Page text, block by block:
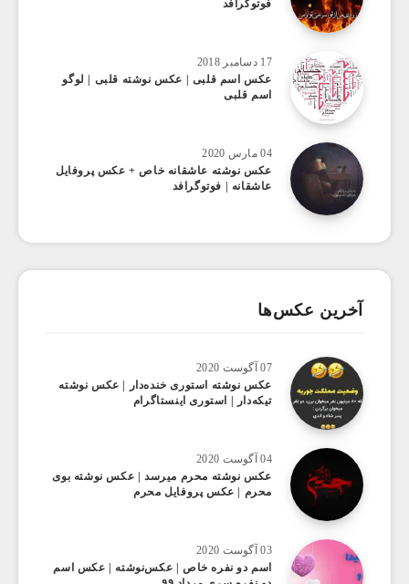
فوتوگرافد
17 دسامبر 2018
عکس اسم قلبی | عکس نوشته قلبی | لوگو
اسم قلبی
04 مارس 2020
عکس نوشته عاشقانه خاص + عکس پروفایل
عاشقانه | فوتوگرافد
آخرین عکس‌ها
07 آگوست 2020
عکس ‌نوشته استوری خنده‌دار | عکس نوشته
تیکه‌دار | استوری اینستاگرام
04 آگوست 2020
عکس ‌نوشته محرم میرسد | عکس نوشته بوی
محرم | عکس پروفایل محرم
03 آگوست 2020
اسم دو نفره خاص | عکس‌نوشته | عکس اسم